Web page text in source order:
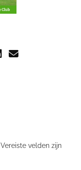
Vereiste velden zijn